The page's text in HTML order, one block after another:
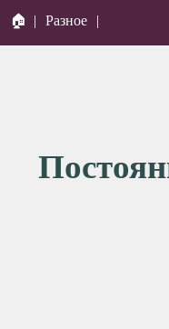
🏠 | Разное |